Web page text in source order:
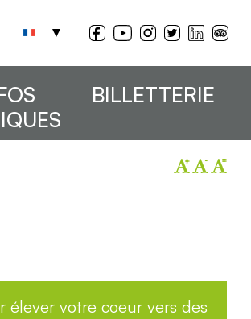
BILLETTERIE
élever votre coeur vers des